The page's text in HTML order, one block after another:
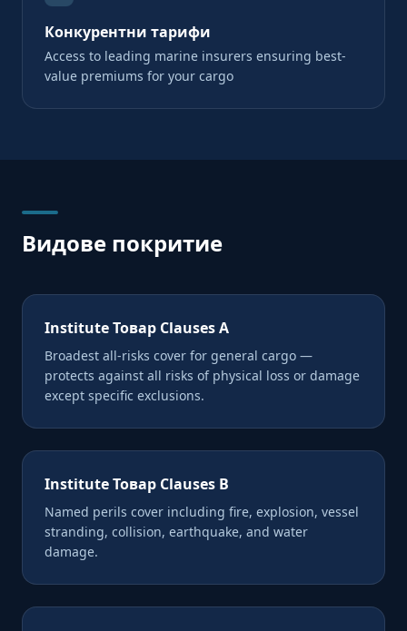
Конкурентни тарифи
Access to leading marine insurers ensuring best-
value premiums for your cargo
Видове покритие
Institute Товар Clauses A
Broadest all-risks cover for general cargo —
protects against all risks of physical loss or damage
except specific exclusions.
Institute Товар Clauses B
Named perils cover including fire, explosion, vessel
stranding, collision, earthquake, and water
damage.